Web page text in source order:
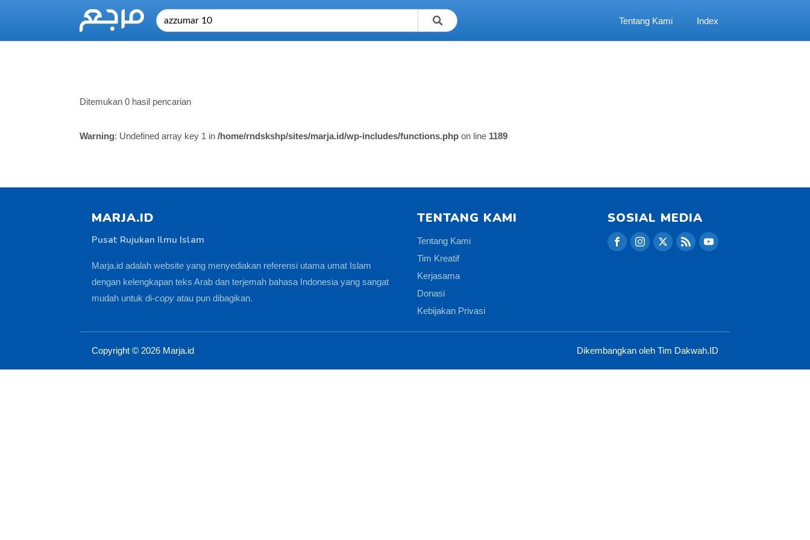
Tentang Kami Index
Ditemukan 0 hasil pencarian
Warning: Undefined array key 1 in /home/rndskshp/sites/marja.id/wp-includes/functions.php on line 1189
MARJA.ID
Pusat Rujukan Ilmu Islam
Marja.id adalah website yang menyediakan referensi utama umat Islam
dengan kelengkapan teks Arab dan terjemah bahasa Indonesia yang sangat
mudah untuk di-copy atau pun dibagikan.
TENTANG KAMI
Tentang Kami
Tim Kreatif
Kerjasama
Donasi
Kebijakan Privasi
SOSIAL MEDIA
Copyright © 2026 Marja.id Dikembangkan oleh Tim Dakwah.ID